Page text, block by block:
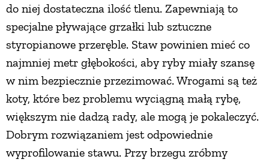
do niej dostateczna ilość tlenu. Zapewniają to
specjalne pływające grzałki lub sztuczne
styropianowe przeręble. Staw powinien mieć co
najmniej metr głębokości, aby ryby miały szansę
w nim bezpiecznie przezimować. Wrogami są też
koty, które bez problemu wyciągną małą rybę,
większym nie dadzą rady, ale mogą je pokaleczyć.
Dobrym rozwiązaniem jest odpowiednie
wyprofilowanie stawu. Przy brzegu zróbmy